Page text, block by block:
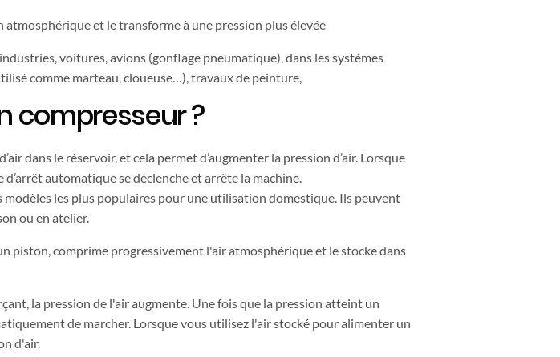
atmosphérique et le transforme à une pression plus élevée
voitures, avions (gonflage pneumatique), dans les systèmes
comme marteau, cloueuse…), travaux de peinture,
compresseur ?
dans le réservoir, et cela permet d’augmenter la pression d’air. Lorsque
automatique se déclenche et arrête la machine.
les plus populaires pour une utilisation domestique. Ils peuvent
ou en atelier.
piston, comprime progressivement l'air atmosphérique et le stocke dans
la pression de l'air augmente. Une fois que la pression atteint un
de marcher. Lorsque vous utilisez l'air stocké pour alimenter un
d'air.